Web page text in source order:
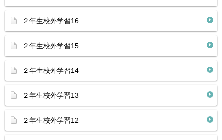
２年生校外学習16
２年生校外学習15
２年生校外学習14
２年生校外学習13
２年生校外学習12